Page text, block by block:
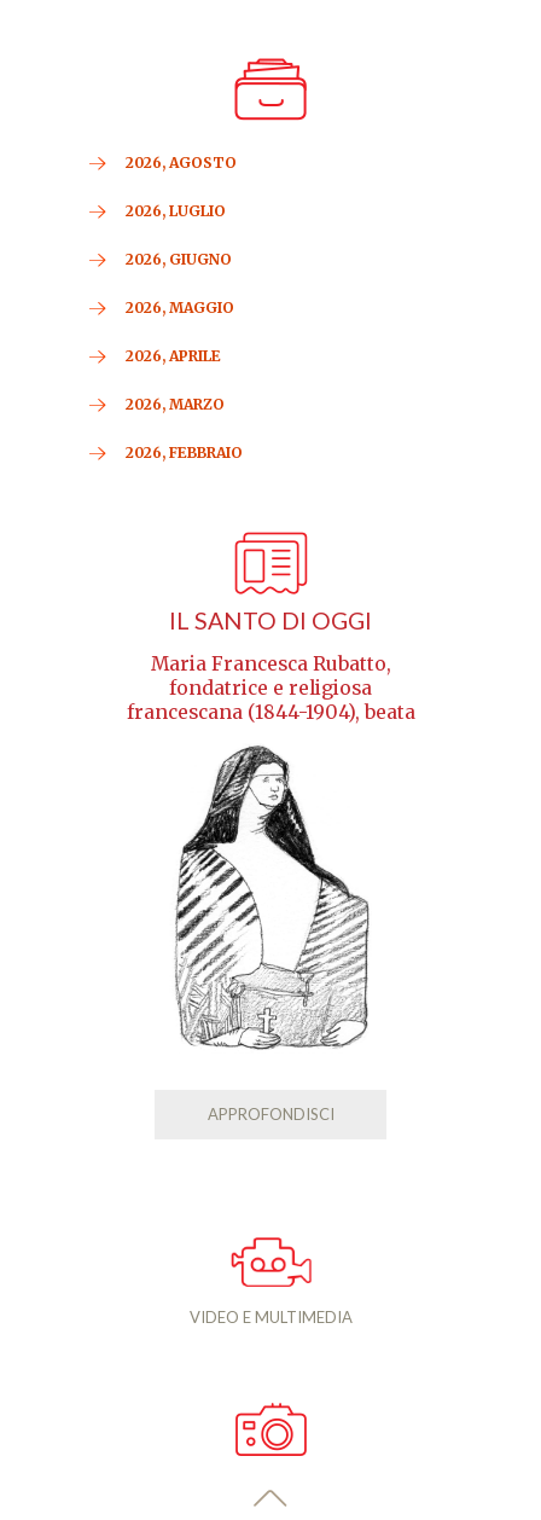
2026, AGOSTO
2026, LUGLIO
2026, GIUGNO
2026, MAGGIO
2026, APRILE
2026, MARZO
2026, FEBBRAIO
IL SANTO DI OGGI
Maria Francesca Rubatto,
fondatrice e religiosa
francescana (1844-1904), beata
APPROFONDISCI
VIDEO E MULTIMEDIA